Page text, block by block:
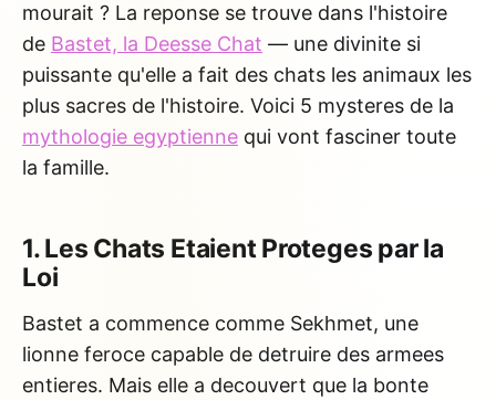
mourait ? La reponse se trouve dans l'histoire
de Bastet, la Deesse Chat — une divinite si
puissante qu'elle a fait des chats les animaux les
plus sacres de l'histoire. Voici 5 mysteres de la
mythologie egyptienne qui vont fasciner toute
la famille.
1. Les Chats Etaient Proteges par la
Loi
Bastet a commence comme Sekhmet, une
lionne feroce capable de detruire des armees
entieres. Mais elle a decouvert que la bonte